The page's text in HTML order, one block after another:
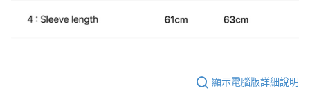
顯示電腦版詳細說明